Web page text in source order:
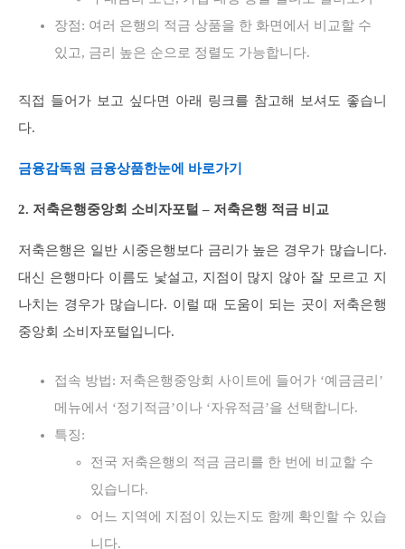
장점: 여러 은행의 적금 상품을 한 화면에서 비교할 수
있고, 금리 높은 순으로 정렬도 가능합니다.
직접 들어가 보고 싶다면 아래 링크를 참고해 보셔도 좋습니
다.
금융감독원 금융상품한눈에 바로가기
2. 저축은행중앙회 소비자포털 – 저축은행 적금 비교
저축은행은 일반 시중은행보다 금리가 높은 경우가 많습니다.
대신 은행마다 이름도 낯설고, 지점이 많지 않아 잘 모르고 지
나치는 경우가 많습니다. 이럴 때 도움이 되는 곳이 저축은행
중앙회 소비자포털입니다.
접속 방법: 저축은행중앙회 사이트에 들어가 ‘예금금리’
메뉴에서 ‘정기적금’이나 ‘자유적금’을 선택합니다.
특징:
전국 저축은행의 적금 금리를 한 번에 비교할 수
있습니다.
어느 지역에 지점이 있는지도 함께 확인할 수 있습
니다.